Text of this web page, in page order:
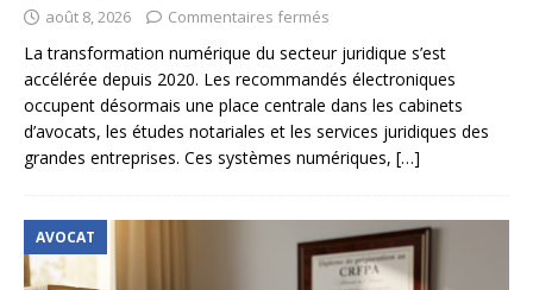
août 8, 2026 Commentaires fermés
La transformation numérique du secteur juridique s’est
accélérée depuis 2020. Les recommandés électroniques
occupent désormais une place centrale dans les cabinets
d’avocats, les études notariales et les services juridiques des
grandes entreprises. Ces systèmes numériques, […]
AVOCAT